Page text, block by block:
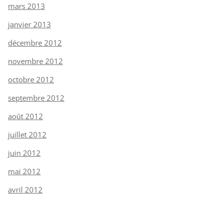
mars 2013
janvier 2013
décembre 2012
novembre 2012
octobre 2012
septembre 2012
août 2012
juillet 2012
juin 2012
mai 2012
avril 2012